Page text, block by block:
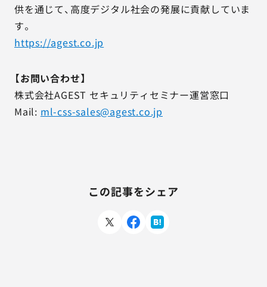
供を通じて、高度デジタル社会の発展に貢献していま
す。
https://agest.co.jp
【お問い合わせ】
株式会社AGEST セキュリティセミナー運営窓口
Mail: ml-css-sales@agest.co.jp
この記事をシェア